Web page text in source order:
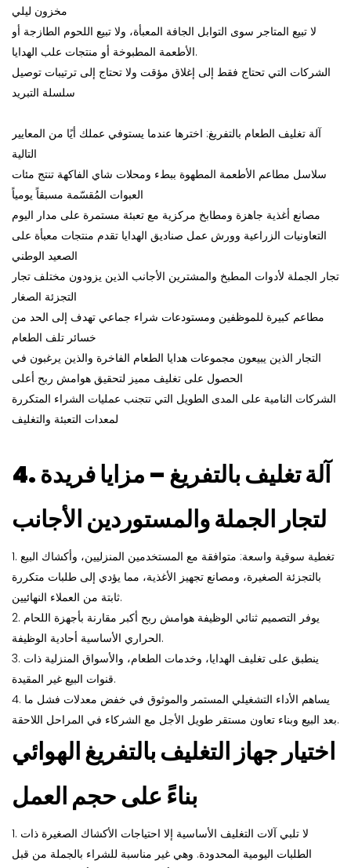
مخزون ليلي
لا تبيع المتاجر سوى التوابل الجافة المعبأة، ولا تبيع اللحوم الطازجة أو
الأطعمة المطبوخة أو منتجات علب الهدايا.
الشركات التي تحتاج فقط إلى إغلاق مؤقت ولا تحتاج إلى ترتيبات توصيل
سلسلة التبريد
آلة تغليف الطعام بالتفريغ: اخترها عندما يستوفي عملك أيًا من المعايير
التالية
سلاسل مطاعم الأطعمة المطهوة ببطء ومحلات شاي الفاكهة تنتج مئات
العبوات المُقسّمة مسبقاً يومياً
مصانع أغذية جاهزة ومطابخ مركزية مع تعبئة مستمرة على مدار اليوم
التعاونيات الزراعية وورش عمل صناديق الهدايا تقدم منتجات معبأة على
الصعيد الوطني
تجار الجملة لأدوات المطبخ والمشترين الأجانب الذين يزودون مختلف تجار
التجزئة الصغار
مطاعم كبيرة للموظفين ومستودعات شراء جماعي تهدف إلى الحد من
خسائر تلف الطعام
التجار الذين يبيعون مجموعات هدايا الطعام الفاخرة والذين يرغبون في
الحصول على تغليف مميز لتحقيق هوامش ربح أعلى
الشركات النامية على المدى الطويل التي تتجنب عمليات الشراء المتكررة
لمعدات التعبئة والتغليف
4. آلة تغليف بالتفريغ– مزايا فريدة
لتجار الجملة والمستوردين الأجانب
1. تغطية سوقية واسعة: متوافقة مع المستخدمين المنزليين، وأكشاك البيع
بالتجزئة الصغيرة، ومصانع تجهيز الأغذية، مما يؤدي إلى طلبات متكررة
ثابتة من العملاء النهائيين.
2. يوفر التصميم ثنائي الوظيفة هوامش ربح أكبر مقارنة بأجهزة اللحام
الحراري الأساسية أحادية الوظيفة.
3. ينطبق على تغليف الهدايا، وخدمات الطعام، والأسواق المنزلية ذات
قنوات البيع غير المقيدة.
4. يساهم الأداء التشغيلي المستمر والموثوق في خفض معدلات فشل ما
بعد البيع وبناء تعاون مستقر طويل الأجل مع الشركاء في المراحل اللاحقة.
اختيار جهاز التغليف بالتفريغ الهوائي
بناءً على حجم العمل
1. لا تلبي آلات التغليف الأساسية إلا احتياجات الأكشاك الصغيرة ذات
الطلبات اليومية المحدودة. وهي غير مناسبة للشراء بالجملة من قبل